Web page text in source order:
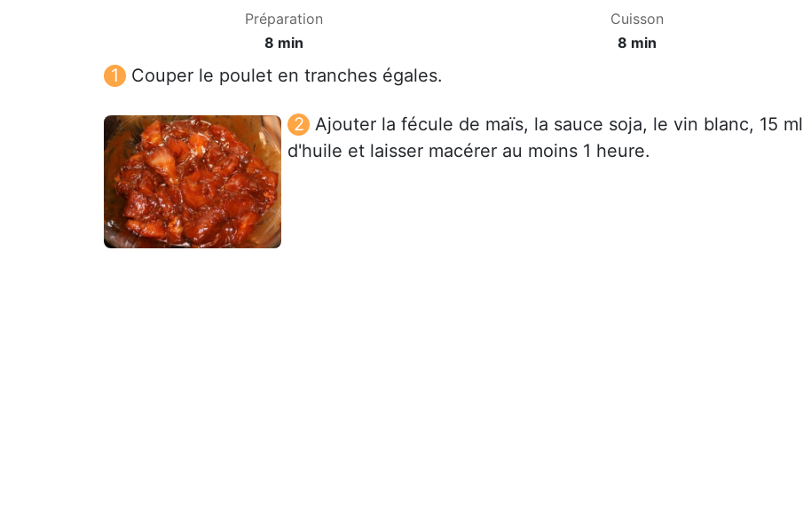
Préparation
8 min
Cuisson
8 min
Couper le poulet en tranches égales.
Ajouter la fécule de maïs, la sauce soja, le vin blanc, 15 ml
d'huile et laisser macérer au moins 1 heure.